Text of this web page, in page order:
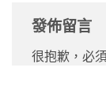
發佈留言
很抱歉，必